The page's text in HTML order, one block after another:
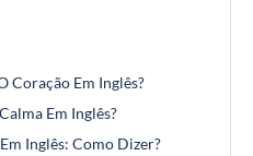
Coração Em Inglês?
Em Inglês?
Inglês: Como Dizer?